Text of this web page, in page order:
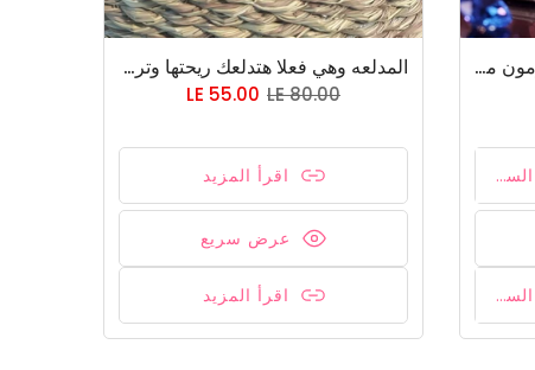
Body honey ❤️‍🔥💋🍯 اويل فرمون من براند chupa chups بنكهه العسل والفروالة وقابل للتذوق عاوزة اي تاني 🙂😂❤️ خاص للمتزوجين فقط
أضف إلى السلة
أضف إلى السلة
المدلعه وهي فعلا هتدلعك ريحتها وترطيبها خطير
LE 80.00
LE 55.00
اقرأ المزيد
عرض سريع
اقرأ المزيد